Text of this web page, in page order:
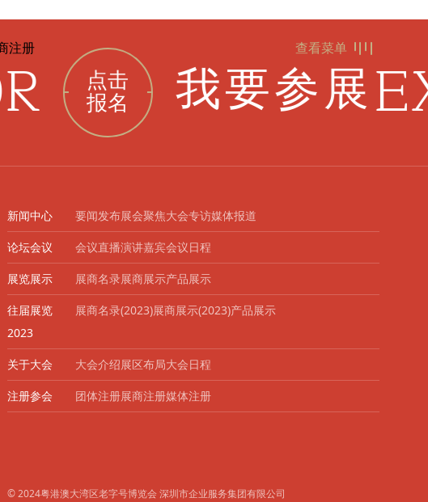
注册 查看菜单
点击
报名
我要参展
新闻中心 要闻发布展会聚焦大会专访媒体报道
论坛会议 会议直播演讲嘉宾会议日程
展览展示 展商名录展商展示产品展示
往届展览
2023
展商名录(2023)展商展示(2023)产品展示
关于大会 大会介绍展区布局大会日程
注册参会 团体注册展商注册媒体注册
© 2024粤港澳大湾区老字号博览会 深圳市企业服务集团有限公司